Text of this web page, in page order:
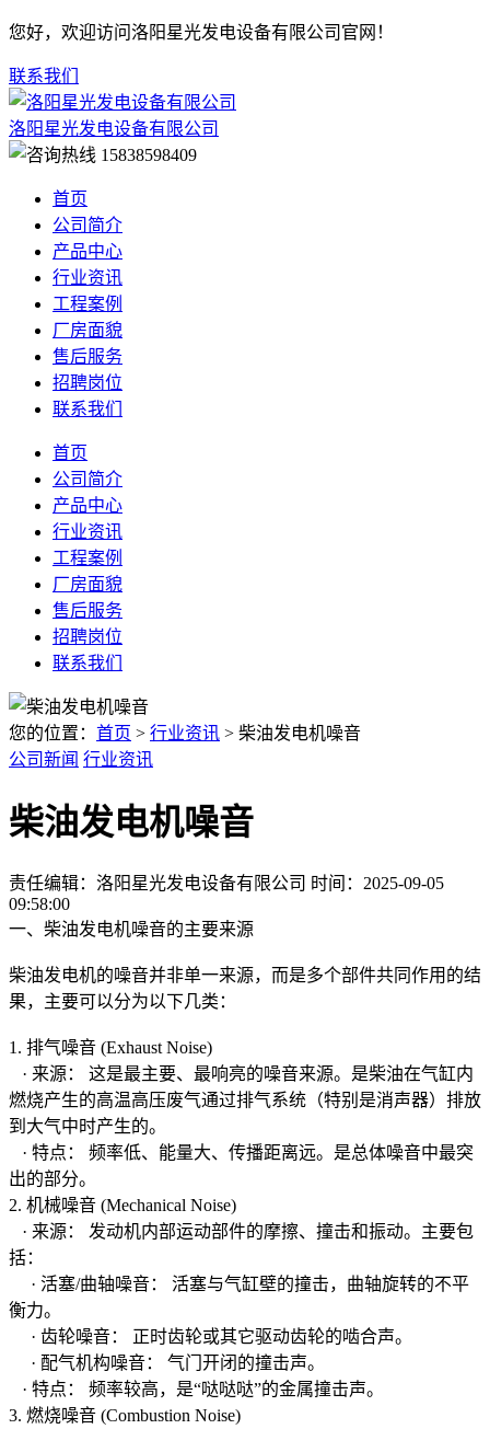
您好，欢迎访问洛阳星光发电设备有限公司官网！
联系我们
洛阳星光发电设备有限公司
15838598409
首页
公司简介
产品中心
行业资讯
工程案例
厂房面貌
售后服务
招聘岗位
联系我们
首页
公司简介
产品中心
行业资讯
工程案例
厂房面貌
售后服务
招聘岗位
联系我们
您的位置： 首页 > 行业资讯 > 柴油发电机噪音
公司新闻 行业资讯
柴油发电机噪音
责任编辑：洛阳星光发电设备有限公司 时间：2025-09-05
09:58:00
一、柴油发电机噪音的主要来源
柴油发电机的噪音并非单一来源，而是多个部件共同作用的结
果，主要可以分为以下几类：
1. 排气噪音 (Exhaust Noise)
· 来源： 这是最主要、最响亮的噪音来源。是柴油在气缸内
燃烧产生的高温高压废气通过排气系统（特别是消声器）排放
到大气中时产生的。
· 特点： 频率低、能量大、传播距离远。是总体噪音中最突
出的部分。
2. 机械噪音 (Mechanical Noise)
· 来源： 发动机内部运动部件的摩擦、撞击和振动。主要包
括：
· 活塞/曲轴噪音： 活塞与气缸壁的撞击，曲轴旋转的不平
衡力。
· 齿轮噪音： 正时齿轮或其它驱动齿轮的啮合声。
· 配气机构噪音： 气门开闭的撞击声。
· 特点： 频率较高，是“哒哒哒”的金属撞击声。
3. 燃烧噪音 (Combustion Noise)